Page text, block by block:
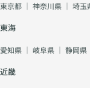
東京都 ｜ 神奈川県 ｜ 埼玉
東海
愛知県 ｜ 岐阜県 ｜ 静岡県
近畿